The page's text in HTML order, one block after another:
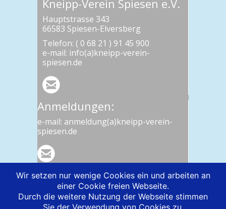
Kneipp-Verein Spiesen e.V.
Hauptstrasse 343
66583 Spiesen-Elversberg
Telefon: ( 0 68 21 ) 91 45 900
e-mail: info(a)kneipp-verein-
spiesen.de
Anmeldungen:
e-mail: anmeldung(a)kneipp-verein-
spiesen.de
Wir setzen nur wenige Cookies ein und arbeiten an
einer Cookie freien Webseite.
Durch die weitere Nutzung der Webseite stimmen
Sie der Verwendung von Cookies zu.